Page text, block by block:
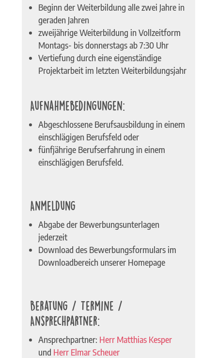
Beginn der Weiterbildung alle zwei Jahre in
geraden Jahren
zweijährige Weiterbildung in Vollzeitform
Montags- bis donnerstags ab 7:30 Uhr
Vertiefung durch eine eigenständige
Projektarbeit im letzten Weiterbildungsjahr
Aufnahmebedingungen:
Abgeschlossene Berufsausbildung in einem
einschlägigen Berufsfeld oder
fünfjährige Berufserfahrung in einem
einschlägigen Berufsfeld.
Anmeldung
Abgabe der Bewerbungsunterlagen
jederzeit
Download des Bewerbungsformulars im
Downloadbereich unserer Homepage
Beratung / Termine /
Ansprechpartner:
Ansprechpartner: Herr Matthias Kesper
und Herr Elmar Scheuer